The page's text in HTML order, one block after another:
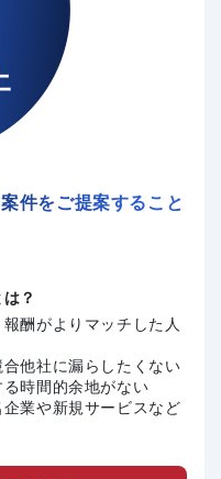
件をご提案すること
？
酬がよりマッチした人
他社に漏らしたくない
時間的余地がない
業や新規サービスなど